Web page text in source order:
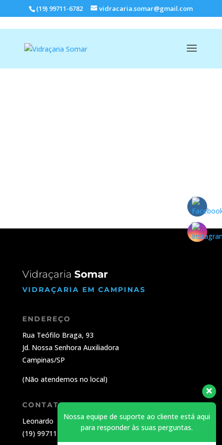
(19) 99711-6782 vidracaria.somar@gmail.com
VIDRAÇARIA SOMAR
Vidraçaria Somar
VIDRAÇARIA EM CAMPINAS
ENDEREÇO
Rua Teófilo Braga, 93
Jd. Nossa Senhora Auxiliadora
Campinas/SP
(Não atendemos no local)
CONTATO
Leonardo
(19) 99711-6782
Nossa equipe de suporte ao cliente está aqui
para responder às suas perguntas.